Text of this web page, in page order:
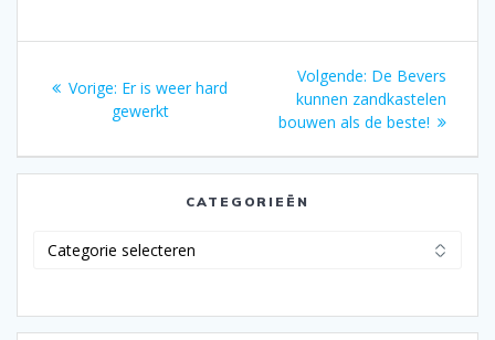
navigatie
Vorige: Vorig
bericht:
Er is weer hard
gewerkt
Volgende: Volgend
bericht:
De Bevers
kunnen zandkastelen
bouwen als de beste!
CATEGORIEËN